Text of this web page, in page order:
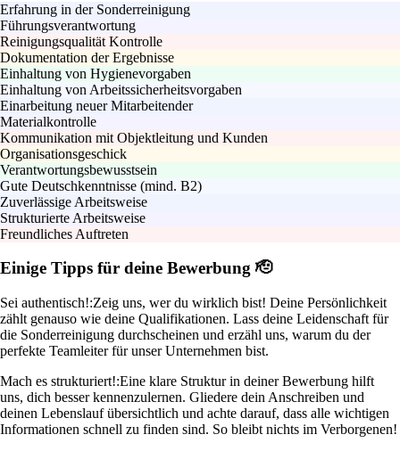
Erfahrung in der Sonderreinigung
Führungsverantwortung
Reinigungsqualität Kontrolle
Dokumentation der Ergebnisse
Einhaltung von Hygienevorgaben
Einhaltung von Arbeitssicherheitsvorgaben
Einarbeitung neuer Mitarbeitender
Materialkontrolle
Kommunikation mit Objektleitung und Kunden
Organisationsgeschick
Verantwortungsbewusstsein
Gute Deutschkenntnisse (mind. B2)
Zuverlässige Arbeitsweise
Strukturierte Arbeitsweise
Freundliches Auftreten
Einige Tipps für deine Bewerbung 🫡
Sei authentisch!:Zeig uns, wer du wirklich bist! Deine Persönlichkeit
zählt genauso wie deine Qualifikationen. Lass deine Leidenschaft für
die Sonderreinigung durchscheinen und erzähl uns, warum du der
perfekte Teamleiter für unser Unternehmen bist.
Mach es strukturiert!:Eine klare Struktur in deiner Bewerbung hilft
uns, dich besser kennenzulernen. Gliedere dein Anschreiben und
deinen Lebenslauf übersichtlich und achte darauf, dass alle wichtigen
Informationen schnell zu finden sind. So bleibt nichts im Verborgenen!